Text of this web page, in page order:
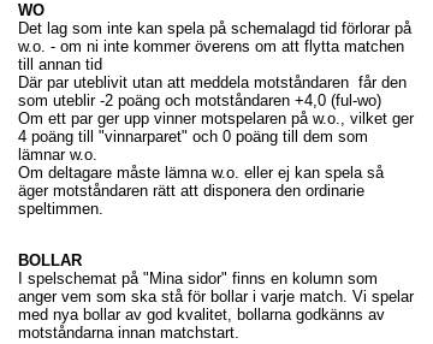
WO
Det lag som inte kan spela på schemalagd tid förlorar på
w.o. - om ni inte kommer överens om att flytta matchen
till annan tid
Där par uteblivit utan att meddela motståndaren får den
som uteblir -2 poäng och motståndaren +4,0 (ful-wo)
Om ett par ger upp vinner motspelaren på w.o., vilket ger
4 poäng till "vinnarparet" och 0 poäng till dem som
lämnar w.o.
Om deltagare måste lämna w.o. eller ej kan spela så
äger motståndaren rätt att disponera den ordinarie
speltimmen.
BOLLAR
I spelschemat på "Mina sidor" finns en kolumn som
anger vem som ska stå för bollar i varje match. Vi spelar
med nya bollar av god kvalitet, bollarna godkänns av
motståndarna innan matchstart.